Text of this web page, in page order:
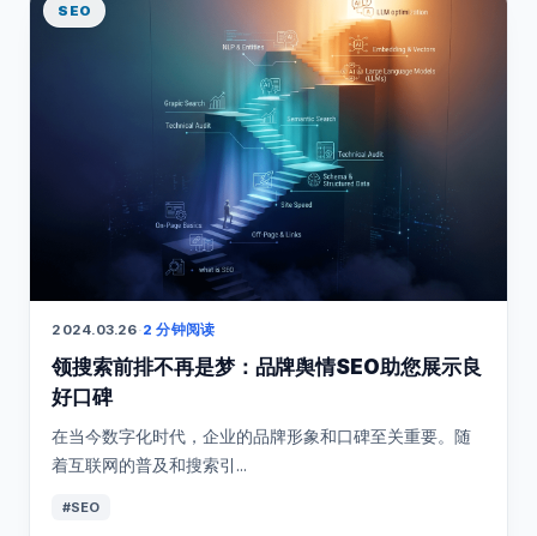
SEO
2024.03.26·2 分钟阅读
领搜索前排不再是梦：品牌舆情SEO助您展示良
好口碑
在当今数字化时代，企业的品牌形象和口碑至关重要。随
着互联网的普及和搜索引...
#SEO